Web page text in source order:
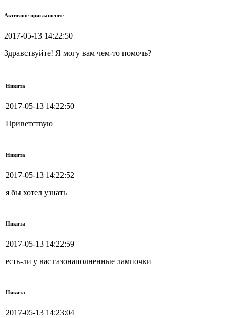
Активное приглашение
2017-05-13 14:22:50
Здравствуйте! Я могу вам чем-то помочь?
Никита
2017-05-13 14:22:50
Приветствую
Никита
2017-05-13 14:22:52
я бы хотел узнать
Никита
2017-05-13 14:22:59
есть-ли у вас газонаполненные лампочки
Никита
2017-05-13 14:23:04